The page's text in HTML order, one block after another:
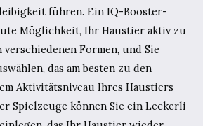
führen. Ein IQ-Booster-
Möglichkeit, Ihr Haustier aktiv zu
Formen, und Sie
das am besten zu den
Aktivitätsniveau Ihres Haustiers
Spielzeuge können Sie ein Leckerli